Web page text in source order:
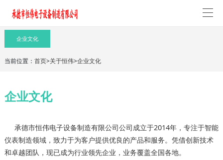
企业文化
当前位置： 首页>关于恒伟>企业文化
企业文化
承德市恒伟电子设备制造有限公司公司成立于2014年，专注于智能
仪表制造领域，致力于为客户提供优良的产品和服务。凭借创新技术
和卓越团队，现已成为行业领先企业，业务覆盖全国各地。